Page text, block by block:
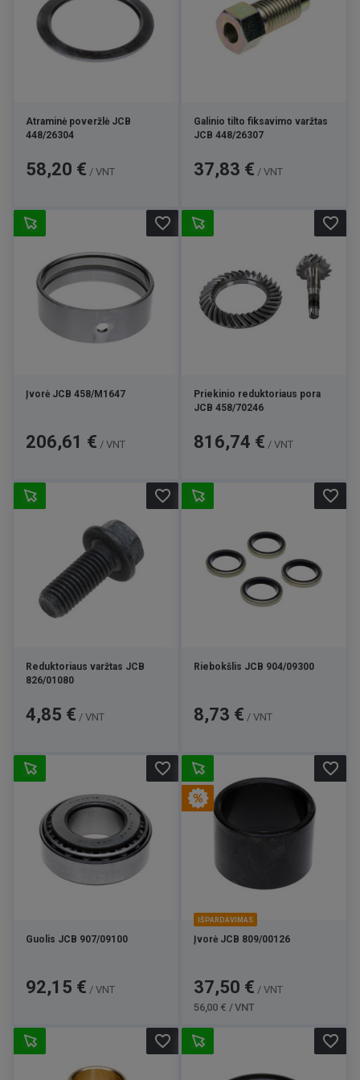
Atraminė poveržlė JCB
448/26304
Kaina
58,20 € / VNT
Galinio tilto fiksavimo varžtas
JCB 448/26307
Kaina
37,83 € / VNT
Įvorė JCB 458/M1647
Kaina
206,61 € / VNT
favorite_border
Priekinio reduktoriaus pora
JCB 458/70246
Kaina
816,74 € / VNT
favorite_border
Reduktoriaus varžtas JCB
826/01080
Kaina
4,85 € / VNT
favorite_border
Riebokšlis JCB 904/09300
Kaina
8,73 € / VNT
favorite_border
Guolis JCB 907/09100
Kaina
92,15 € / VNT
favorite_border
IŠPARDAVIMAS
Įvorė JCB 809/00126
Kaina
37,50 € / VNT
56,00 € / VNT
favorite_border
favorite_border favorite_border